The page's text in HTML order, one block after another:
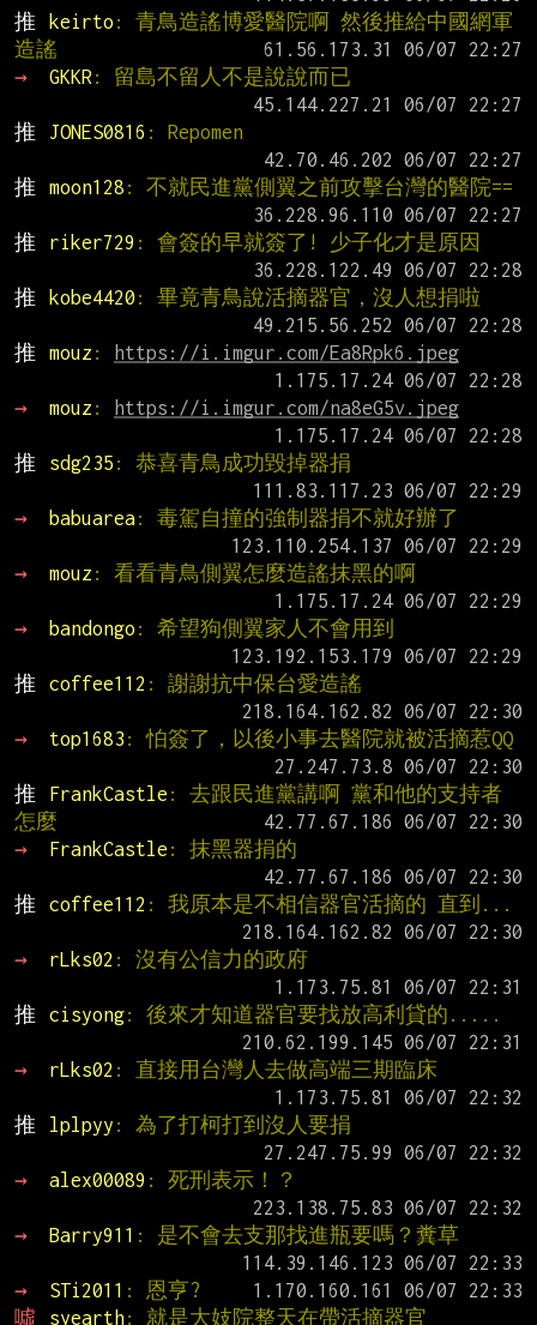
推
keirto : 青鳥造謠博愛醫院啊 然後推給中國網軍
造謠
→
GKKR : 留島不留人不是說說而已
推
JONES0816 : Repomen
推
moon128 : 不就民進黨側翼之前攻擊台灣的醫院==
推
riker729 : 會簽的早就簽了! 少子化才是原因
推
kobe4420 : 畢竟青鳥說活摘器官，沒人想捐啦
推
mouz :
https://i.imgur.com/Ea8Rpk6.jpeg
→
mouz :
https://i.imgur.com/na8eG5v.jpeg
推
sdg235 : 恭喜青鳥成功毀掉器捐
→
babuarea: 毒駕自撞的強制器捐不就好辦了
→
mouz : 看看青鳥側翼怎麼造謠抹黑的啊
→
bandongo : 希望狗側翼家人不會用到
推
coffee112 : 謝謝抗中保台愛造謠
→
top1683 : 怕簽了，以後小事去醫院就被活摘惹QQ
推
FrankCastle : 去跟民進黨講啊 黨和他的支持者
怎麼
→
FrankCastle : 抹黑器捐的
推
coffee112 : 我原本是不相信器官活摘的 直到...
→
rLks02 : 沒有公信力的政府
推
cisyong: 後來才知道器官要找放高利貸的.....
→
rLks02 : 直接用台灣人去做高端三期臨床
推
lplpyy : 為了打柯打到沒人要捐
→
alex00089 : 死刑表示！？
→
Barry911 : 是不會去支那找進瓶要嗎？糞草
→
STi2011 : 恩亨?
噓
syearth: 就是大妓院整天在帶活摘器官